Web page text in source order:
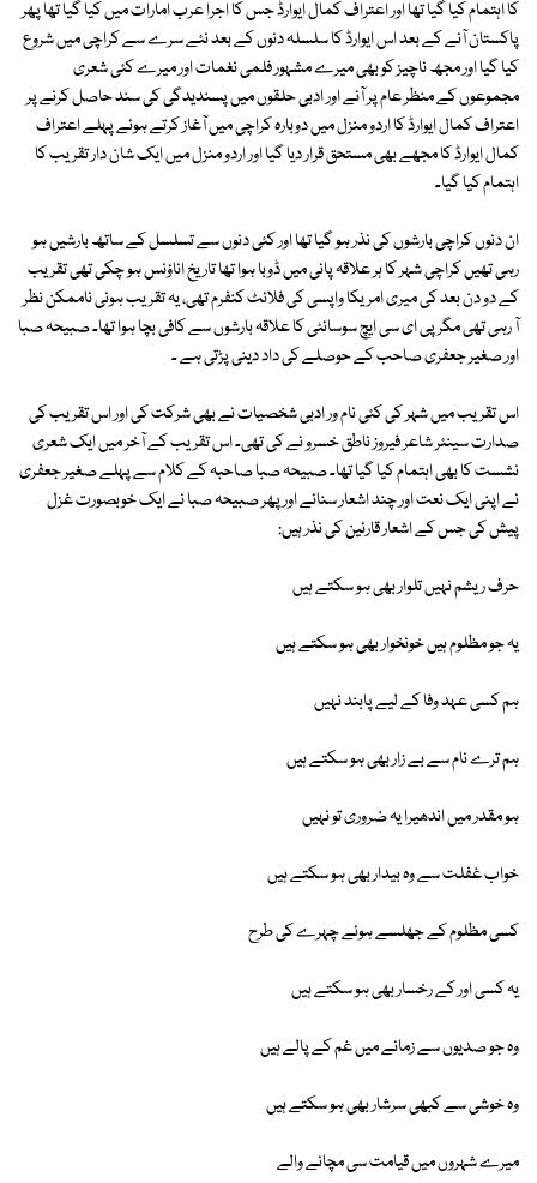
کا اہتمام کیا گیا تھا اور اعتراف کمال ایوارڈ جس کا اجرا عرب امارات میں کیا گیا تھا پھر
پاکستان آنے کے بعد اس ایوارڈ کا سلسلہ دنوں کے بعد نئے سرے سے کراچی میں شروع
کیا گیا اور مجھ ناچیز کو بھی میرے مشہور فلمی نغمات اور میرے کئی شعری
مجموعوں کے منظر عام پر آنے اور ادبی حلقوں میں پسندیدگی کی سند حاصل کرنے پر
اعتراف کمال ایوارڈ کا اردو منزل میں دوبارہ کراچی میں آغاز کرتے ہوئے پہلے اعتراف
کمال ایوارڈ کا مجھے بھی مستحق قرار دیا گیا اور اردو منزل میں ایک شان دار تقریب کا
اہتمام کیا گیا۔
ان دنوں کراچی بارشوں کی نذر ہو گیا تھا اور کئی دنوں سے تسلسل کے ساتھ بارشیں ہو
رہی تھیں کراچی شہر کا ہر علاقہ پانی میں ڈوبا ہوا تھا تاریخ اناؤنس ہو چکی تھی تقریب
کے دو دن بعد کی میری امریکا واپسی کی فلائٹ کنفرم تھی، یہ تقریب ہونی ناممکن نظر
آ رہی تھی مگر پی ای سی ایچ سوسائٹی کا علاقہ بارشوں سے کافی بچا ہوا تھا۔ صبیحہ صبا
اور صغیر جعفری صاحب کے حوصلے کی داد دینی پڑتی ہے ۔
اس تقریب میں شہر کی کئی نام ور ادبی شخصیات نے بھی شرکت کی اور اس تقریب کی
صدارت سینئر شاعر فیروز ناطق خسرو نے کی تھی۔ اس تقریب کے آخر میں ایک شعری
نشست کا بھی اہتمام کیا گیا تھا۔ صبیحہ صبا صاحبہ کے کلام سے پہلے صغیر جعفری
نے اپنی ایک نعت اور چند اشعار سنائے اور پھر صبیحہ صبا نے ایک خوبصورت غزل
پیش کی جس کے اشعار قارئین کی نذر ہیں:
حرف ریشم نہیں تلوار بھی ہو سکتے ہیں
یہ جو مظلوم ہیں خونخوار بھی ہو سکتے ہیں
ہم کسی عہد وفا کے لیے پابند نہیں
ہم ترے نام سے بے زار بھی ہو سکتے ہیں
ہو مقدر میں اندھیرا یہ ضروری تو نہیں
خواب غفلت سے وہ بیدار بھی ہو سکتے ہیں
کسی مظلوم کے جھلسے ہوئے چہرے کی طرح
یہ کسی اور کے رخسار بھی ہو سکتے ہیں
وہ جو صدیوں سے زمانے میں غم کے پالے ہیں
وہ خوشی سے کبھی سرشار بھی ہو سکتے ہیں
میرے شہروں میں قیامت سی مچانے والے